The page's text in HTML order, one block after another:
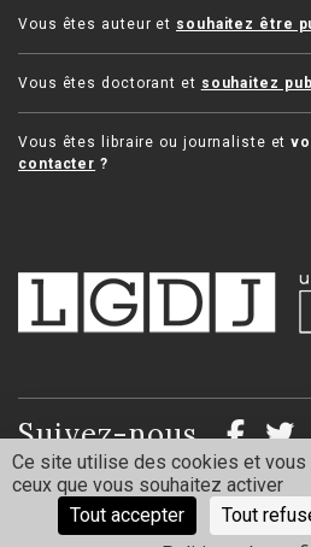
Vous êtes auteur et souhaitez être
Vous êtes doctorant et souhaitez
Vous êtes libraire ou journaliste et
contacter ?
Suivez-nous
Mentions légales Politique de
Ce site utilise des cookies et vous
ceux que vous souhaitez activer
Tout accepter
Tout